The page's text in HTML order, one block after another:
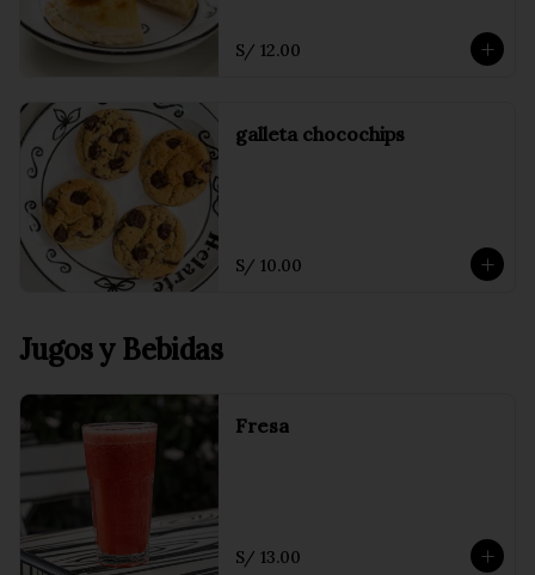
S/ 12.00
galleta chocochips
S/ 10.00
Jugos y Bebidas
Fresa
S/ 13.00